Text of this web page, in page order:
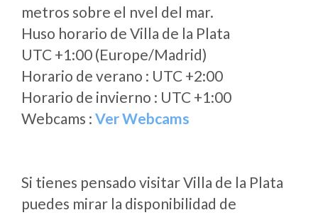
metros sobre el nvel del mar.
Huso horario de Villa de la Plata
UTC +1:00 (Europe/Madrid)
Horario de verano : UTC +2:00
Horario de invierno : UTC +1:00
Webcams : Ver Webcams
Si tienes pensado visitar Villa de la Plata
puedes mirar la disponibilidad de